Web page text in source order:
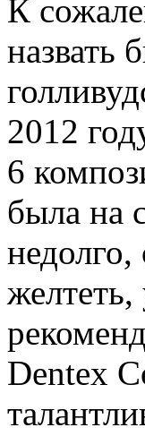
К
назвать
2012
6
была на
Dentex